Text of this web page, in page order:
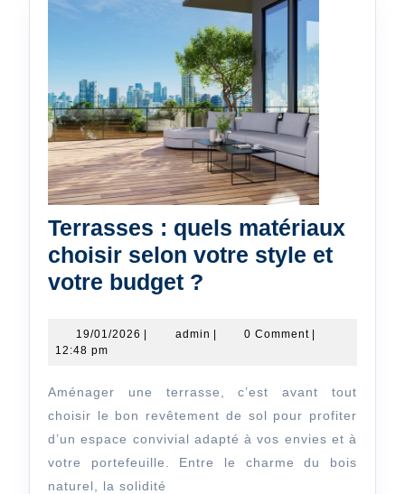
Terrasses : quels matériaux
choisir selon votre style et
votre budget ?
quels
choisir
selon
votre
style
19/01/2026 19/01/2026
| admin admin
| 0 Comment |
12:48 pm
Aménager une terrasse, c’est avant tout
choisir le bon revêtement de sol pour profiter
d’un espace convivial adapté à vos envies et à
votre portefeuille. Entre le charme du bois
naturel, la solidité